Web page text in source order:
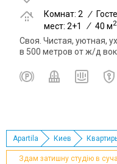
Комнат: 2
/
мест: 2+1
/ 40 м2
Своя. Чистая, уютная,
в 500 метров от ж/д
Apartila Киев
Здам затишну студію в